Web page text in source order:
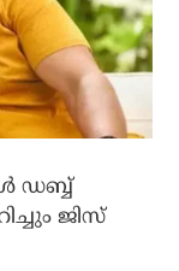
ഡബ്ബ്
ജിസ്